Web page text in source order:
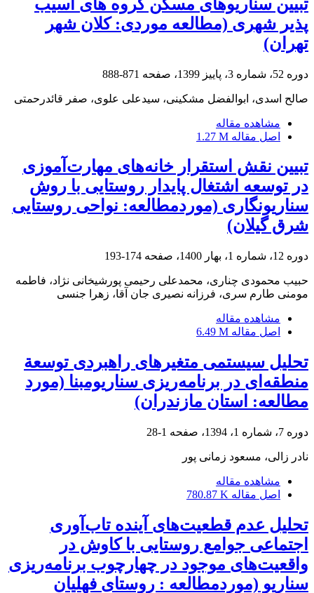
تبیین سناریوهای مسکن گروه های آسیب
‏پذیر شهری (مطالعه موردی: کلان‏ شهر
تهران)
دوره 52، شماره 3، پاییز 1399، صفحه 871-888
صالح اسدی، ابوالفضل مشکینی، سیدعلی علوی، صفر قائدرحمتی
مشاهده مقاله
اصل مقاله 1.27 M
تبیین نقش استقرار خانه‌های مهارت‌آموزی
در توسعه اشتغال پایدار روستایی با روش
سناریونگاری (موردمطالعه: نواحی روستایی
شرق گیلان)
دوره 12، شماره 1، بهار 1400، صفحه 174-193
حبیب محمودی چناری، محمدعلی رحیمی پورشیخانی نژاد، فاطمه
مومنی طارم سری، فرزانه نصیری جان آقا، زهرا جنسی
مشاهده مقاله
اصل مقاله 6.49 M
تحلیل سیستمی متغیرهای راهبردی توسعة
منطقه‌ای در برنامه‌ریزی سناریومبنا (مورد
مطالعه: استان مازندران)
دوره 7، شماره 1، 1394، صفحه 1-28
نادر زالی، مسعود زمانی پور
مشاهده مقاله
اصل مقاله 780.87 K
تحلیل عدم قطعیت‌های آینده تاب‌آوری
اجتماعی جوامع روستایی با کاوش در
واقعیت‌های موجود در چهارچوب برنامه‌ریزی
سناریو (موردمطالعه : روستای فهلیان